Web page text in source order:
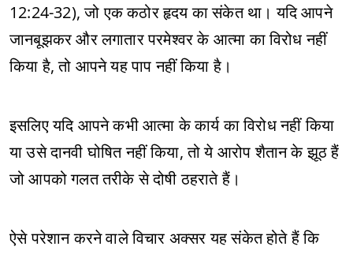
12:24-32), जो एक कठोर हृदय का संकेत था। यदि आपने
जानबूझकर और लगातार परमेश्वर के आत्मा का विरोध नहीं
किया है, तो आपने यह पाप नहीं किया है।
इसलिए यदि आपने कभी आत्मा के कार्य का विरोध नहीं किया
या उसे दानवी घोषित नहीं किया, तो ये आरोप शैतान के झूठ हैं
जो आपको गलत तरीके से दोषी ठहराते हैं।
ऐसे परेशान करने वाले विचार अक्सर यह संकेत होते हैं कि